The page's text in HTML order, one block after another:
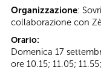
Organizzazione:
collaborazione con
Orario:
Domenica 17
ore 10.15; 11.05;